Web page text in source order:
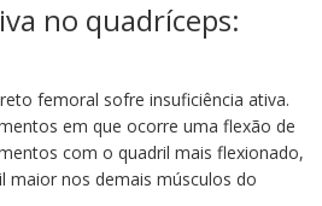
no quadríceps:
femoral sofre insuficiência ativa.
em que ocorre uma flexão de
com o quadril mais flexionado,
maior nos demais músculos do